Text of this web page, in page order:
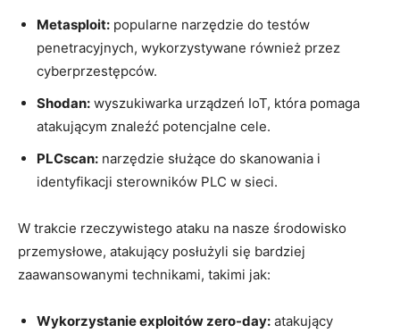
Metasploit: ‍popularne narzędzie do testów
penetracyjnych, wykorzystywane również przez
cyberprzestępców.
Shodan: ⁤wyszukiwarka urządzeń IoT, ⁢która pomaga
atakującym ⁢znaleźć potencjalne cele.
PLCscan: narzędzie służące do skanowania i
identyfikacji sterowników⁢ PLC w sieci.
W trakcie rzeczywistego ⁤ataku na nasze środowisko
przemysłowe, atakujący posłużyli się bardziej
zaawansowanymi technikami, takimi jak:
Wykorzystanie exploitów zero-day: atakujący